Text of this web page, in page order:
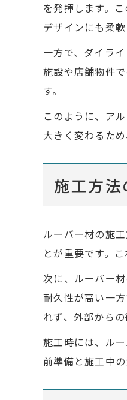
を発揮します。
デザインにも柔軟
一方で、ダイラ
施設や店舗物件
す。
このように、ア
大きく変わるた
施工方
ルーバー材の施
とが重要です。
次に、ルーバー
耐久性が高い一
れず、外部から
施工時には、ル
前準備と施工中